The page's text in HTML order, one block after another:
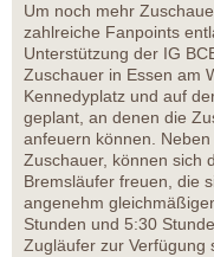
Um noch mehr
zahlreiche Fanpoints
Unterstützung der IG
Zuschauer in Essen am
Kennedyplatz und auf
geplant, an denen die
anfeuern können.
Zuschauer, können sich
Bremsläufer freuen, die
angenehm
Stunden und 5:30
Zugläufer zur Verfügung